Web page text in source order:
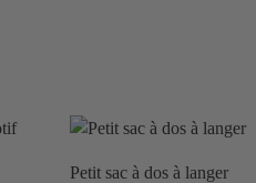
Petit sac à dos à langer